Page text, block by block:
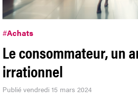
#Achats
Le consommateur, un
irrationnel
Publié vendredi 15 mars 2024